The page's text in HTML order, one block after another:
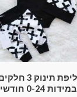
חליפת תינוק 3
במידות 0-24 חודשים